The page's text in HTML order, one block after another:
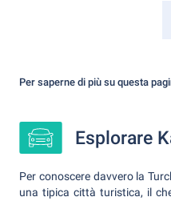
Per saperne di più su questa
Esplorare
Per conoscere davvero la
una tipica città turistica, il